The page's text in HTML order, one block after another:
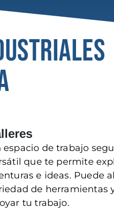
espacio de trabajo
que te permite
e ideas. Puede
de herramientas
tu trabajo.